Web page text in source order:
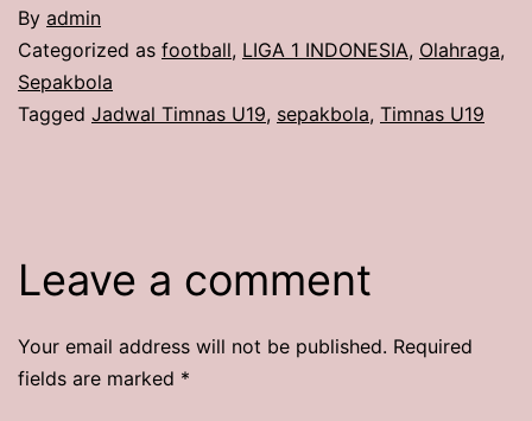
By admin
Categorized as football, LIGA 1 INDONESIA, Olahraga,
Sepakbola
Tagged Jadwal Timnas U19, sepakbola, Timnas U19
Leave a comment
Your email address will not be published. Required
fields are marked *